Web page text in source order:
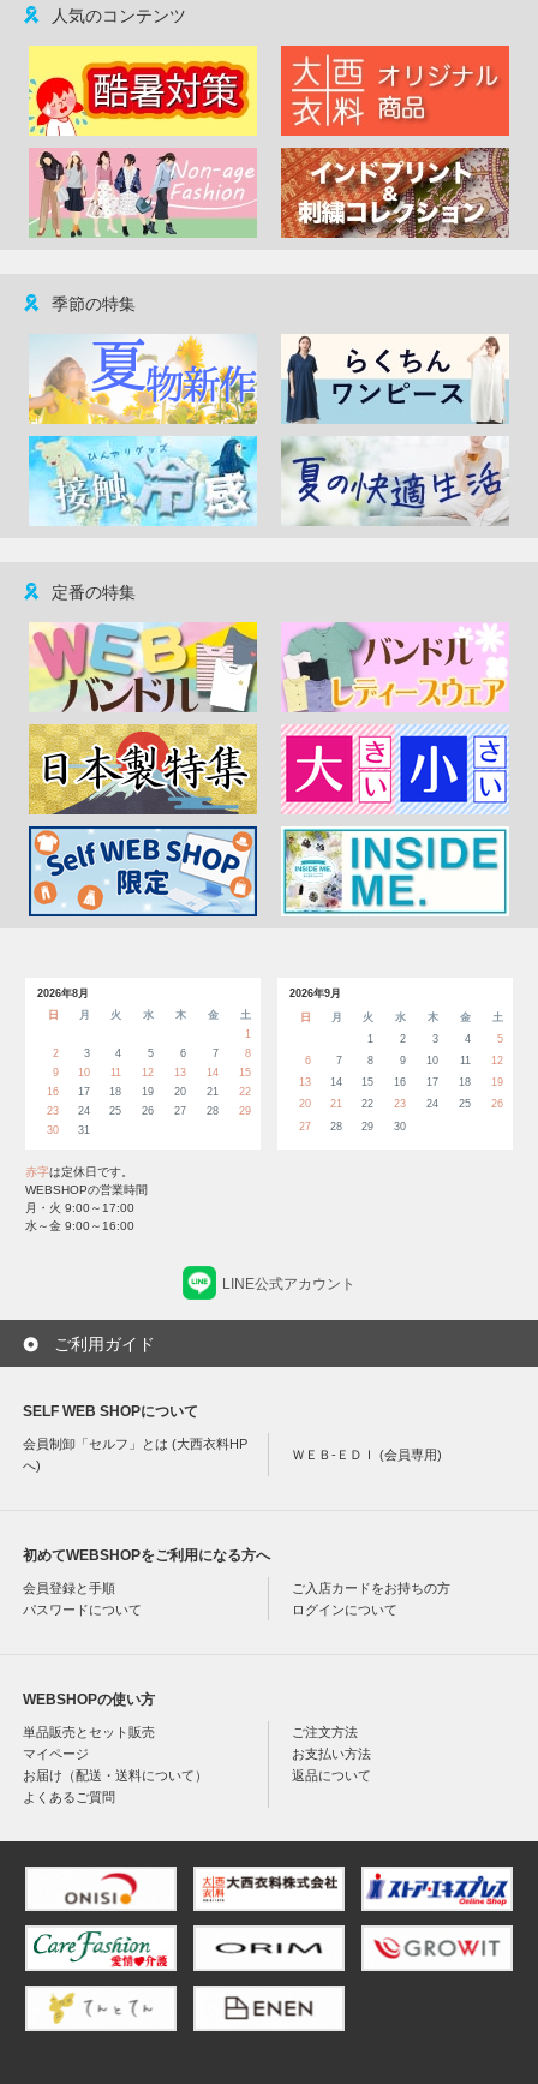
人気のコンテンツ
季節の特集
定番の特集
2026年8月
日
月 火 水 木 金
土
1
2
3 4 5 6 7
8
9
10 11 12 13 14
15
16
17 18 19 20 21
22
23
24 25 26 27 28
29
30
31
2026年9月
日
月 火 水 木 金
土
1
2 3 4
5
6
7 8 9 10 11
12
13
14 15 16 17 18
19
20
21 22 23 24 25
26
27
28 29 30
赤字は定休日です。
WEBSHOPの営業時間
月・火 9:00～17:00
水～金 9:00～16:00
LINE公式アカウント
ご利用ガイド
SELF WEB SHOPについて
会員制卸「セルフ」とは (大西衣料HP
へ)
ＷＥＢ-ＥＤＩ (会員専用)
初めてWEBSHOPをご利用になる方へ
会員登録と手順
ご入店カードをお持ちの方
パスワードについて
ログインについて
WEBSHOPの使い方
単品販売とセット販売
ご注文方法
マイページ
お支払い方法
お届け（配送・送料について）
返品について
よくあるご質問